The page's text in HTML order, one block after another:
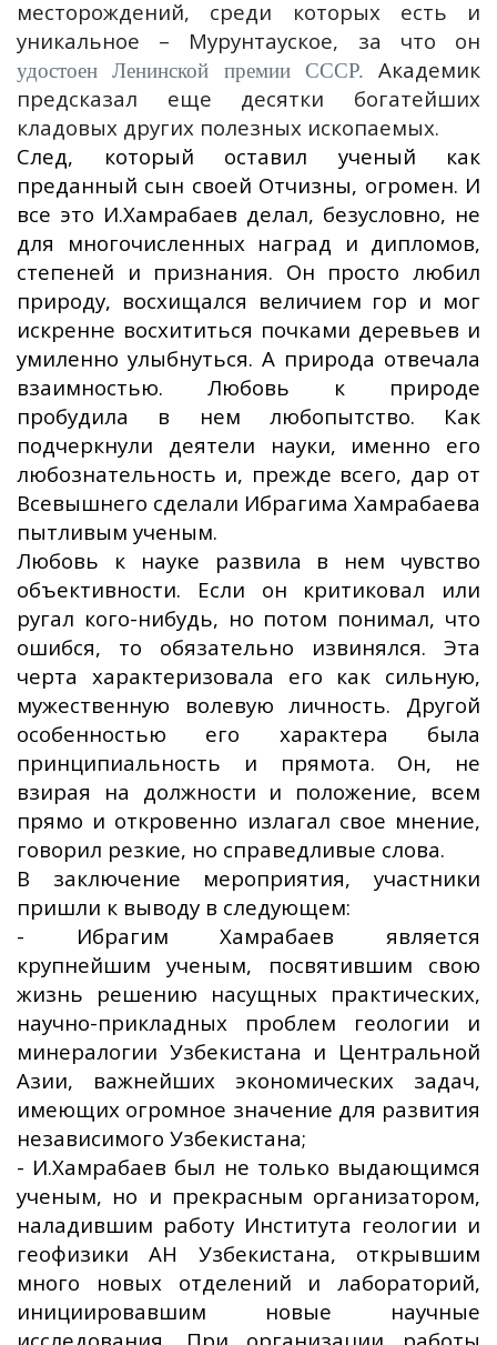
месторождений, среди которых есть и
уникальное – Мурунтауское, за что он
удостоен Ленинской премии СССР.
Академик
предсказал еще десятки богатейших
кладовых других полезных ископаемых.
След, который оставил ученый как
преданный сын своей Отчизны, огромен. И
все это И.Хамрабаев делал, безусловно, не
для многочисленных наград и дипломов,
степеней и признания. Он просто любил
природу, восхищался величием гор и мог
искренне восхититься почками деревьев и
умиленно улыбнуться. А природа отвечала
взаимностью. Любовь к природе
пробудила в нем любопытство. Как
подчеркнули деятели науки, именно его
любознательность и, прежде всего, дар от
Всевышнего сделали Ибрагима Хамрабаева
пытливым ученым.
Любовь к науке развила в нем чувство
объективности. Если он критиковал или
ругал кого-нибудь, но потом понимал, что
ошибся, то обязательно извинялся. Эта
черта характеризовала его как сильную,
мужественную волевую личность. Другой
особенностью его характера была
принципиальность и прямота. Он, не
взирая на должности и положение, всем
прямо и откровенно излагал свое мнение,
говорил резкие, но справедливые слова.
В заключение мероприятия, участники
пришли к выводу в следующем:
- Ибрагим Хамрабаев является
крупнейшим ученым, посвятившим свою
жизнь решению насущных практических,
научно-прикладных проблем геологии и
минералогии Узбекистана и Центральной
Азии, важнейших экономических задач,
имеющих огромное значение для развития
независимого Узбекистана;
- И.Хамрабаев был не только выдающимся
ученым, но и прекрасным организатором,
наладившим работу Института геологии и
геофизики АН Узбекистана, открывшим
много новых отделений и лабораторий,
инициировавшим новые научные